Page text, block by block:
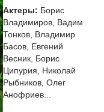
Актеры: Борис
Владимиров, Вадим
Тонков, Владимир
Басов, Евгений
Весник, Борис
Ципурия, Николай
Рыбников, Олег
Анофриев...